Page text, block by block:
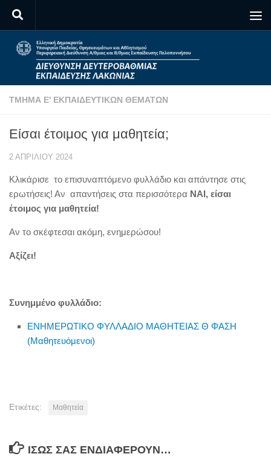
Skip to content
ΤΜΉΜΑ Ε' ΕΚΠΑΙΔΕΥΤΙΚΏΝ ΘΕΜΆΤΩΝ
Είσαι έτοιμος για μαθητεία;
2 ΑΠΡΙΛΊΟΥ 2024
Κλικάρισε το επισυναπτόμενο φυλλάδιο και απάντησε στις
ερωτήσεις! Αν απαντήσεις στα περισσότερα ΝΑΙ, είσαι
έτοιμος για μαθητεία!
Αν το σκέφτεσαι ακόμη, ενημερώσου!
Αξίζει!
Συνημμένο φυλλάδιο:
ΕΝΗΜΕΡΩΤΙΚΟ ΦΥΛΛΑΔΙΟ ΜΑΘΗΤΕΙΑΣ Θ ΦΑΣΗ
(Μαθητευόμενοι)
Ετικέτες: Μαθητεία
ΊΣΩΣ ΣΑΣ ΕΝΔΙΑΦΈΡΟΥΝ…